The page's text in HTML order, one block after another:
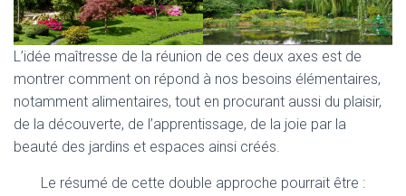
L’idée maîtresse de la réunion de ces deux axes est de
montrer comment on répond à nos besoins élémentaires,
notamment alimentaires, tout en procurant aussi du plaisir,
de la découverte, de l’apprentissage, de la joie par la
beauté des jardins et espaces ainsi créés.
Le résumé de cette double approche pourrait être :